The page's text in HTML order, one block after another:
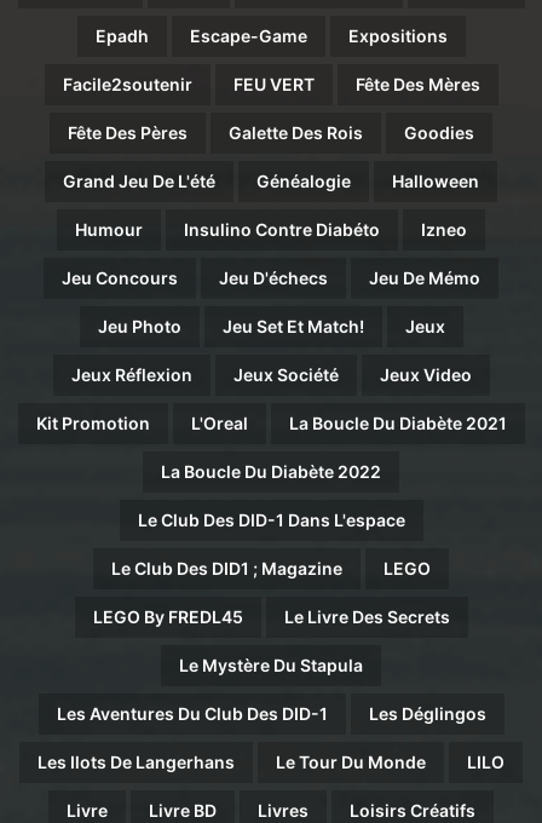
Epadh Escape-Game Expositions
Facile2soutenir FEU VERT Fête Des Mères
Fête Des Pères Galette Des Rois Goodies
Grand Jeu De L'été Généalogie Halloween
Humour Insulino Contre Diabéto Izneo
Jeu Concours Jeu D'échecs Jeu De Mémo
Jeu Photo Jeu Set Et Match! Jeux
Jeux Réflexion Jeux Société Jeux Video
Kit Promotion L'Oreal La Boucle Du Diabète 2021
La Boucle Du Diabète 2022
Le Club Des DID-1 Dans L'espace
Le Club Des DID1 ; Magazine LEGO
LEGO By FREDL45 Le Livre Des Secrets
Le Mystère Du Stapula
Les Aventures Du Club Des DID-1 Les Déglingos
Les Ilots De Langerhans Le Tour Du Monde LILO
Livre Livre BD Livres Loisirs Créatifs